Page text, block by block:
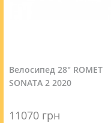
Велосипед 28" ROMET
SONATA 2 2020
11070 грн